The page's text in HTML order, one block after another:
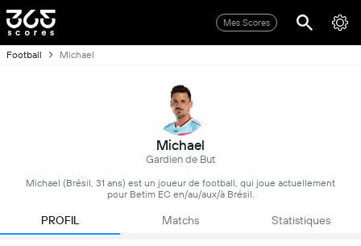
Mes Scores
Football Michael
Michael
Gardien de But
Michael (Brésil, 31 ans) est un joueur de football, qui joue actuellement
pour Betim EC en/au/aux/à Brésil.
PROFIL Matchs Statistiques